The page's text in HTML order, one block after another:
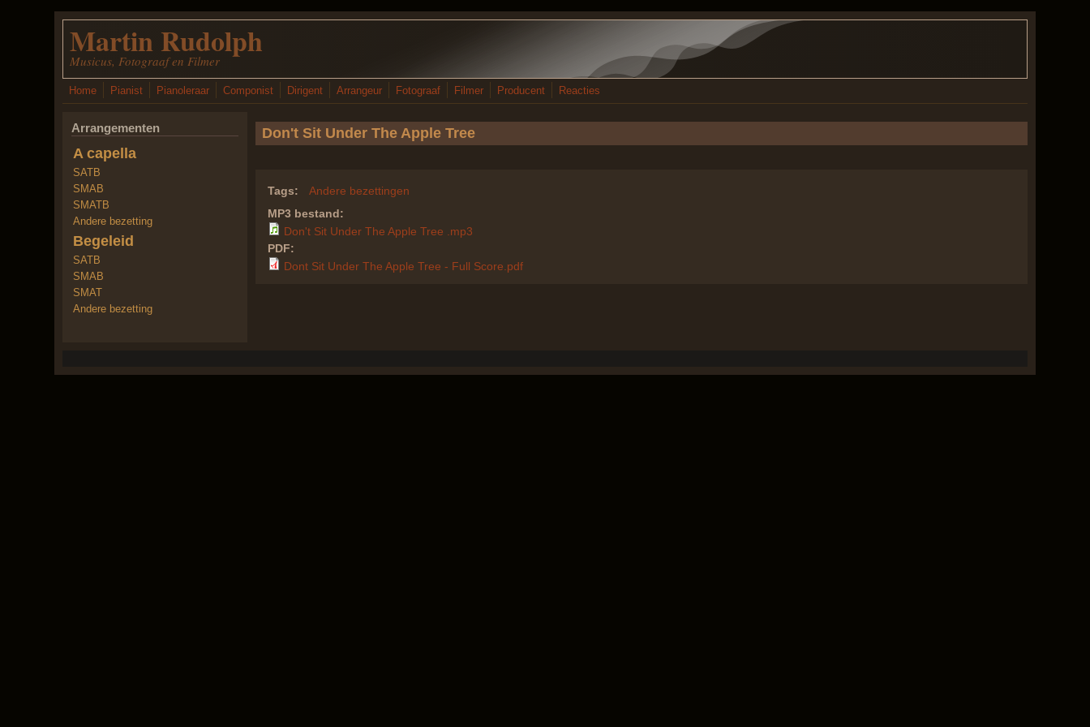
Overslaan en naar de inhoud gaan
Martin Rudolph
Musicus, Fotograaf en Filmer
Home Pianist Pianoleraar Componist Dirigent Arrangeur Fotograaf Filmer Producent Reacties
Don't Sit Under The Apple Tree
Tags:
Andere bezettingen
MP3 bestand:
Don't Sit Under The Apple Tree .mp3
PDF:
Dont Sit Under The Apple Tree - Full Score.pdf
Arrangementen
A capella
SATB
SMAB
SMATB
Andere bezetting
Begeleid
SATB
SMAB
SMAT
Andere bezetting